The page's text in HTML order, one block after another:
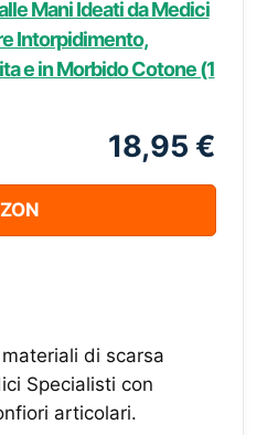
Mani Ideati da Medici
Intorpidimento,
e in Morbido Cotone (1
18,95 €
materiali di scarsa
Specialisti con
articolari.